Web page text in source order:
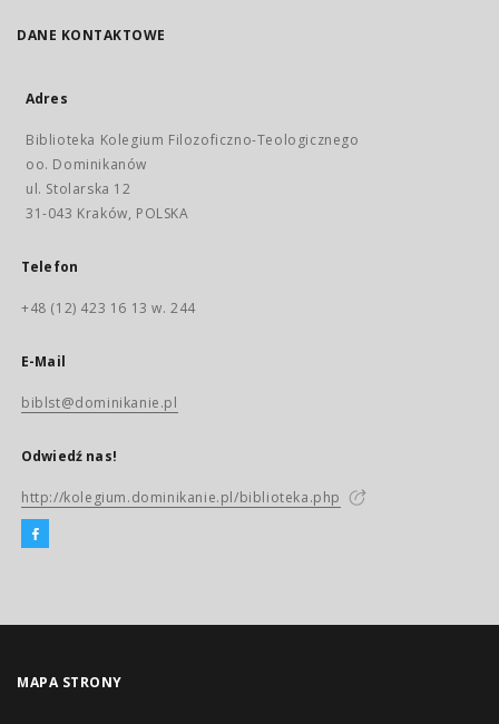
DANE KONTAKTOWE
Adres
Biblioteka Kolegium Filozoficzno-Teologicznego
oo. Dominikanów
ul. Stolarska 12
31-043 Kraków, POLSKA
Telefon
+48 (12) 423 16 13 w. 244
E-Mail
biblst@dominikanie.pl
Odwiedź nas!
http://kolegium.dominikanie.pl/biblioteka.php
MAPA STRONY